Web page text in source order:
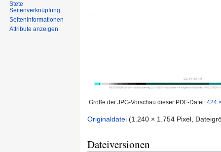
Größe der JPG-Vorschau dieser PDF-Datei: 424
Originaldatei (1.240 × 1.754 Pixel,
Dateiversionen
Stete
Seitenverknüpfung
Seiten­informationen
Attribute anzeigen